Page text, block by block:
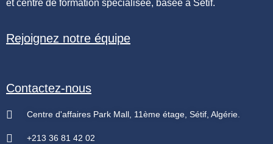
et centre de formation spécialisée, basée à Sétif.
Rejoignez notre équipe
Contactez-nous
Centre d'affaires Park Mall, 11ème étage, Sétif, Algérie.
+213 36 81 42 02